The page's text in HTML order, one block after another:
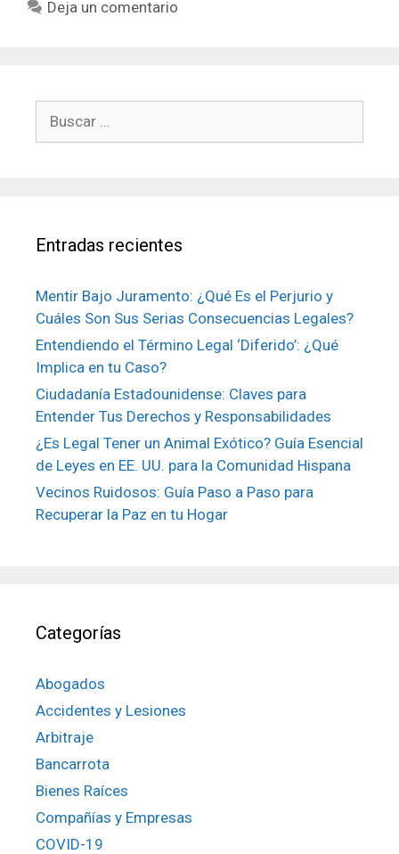
Deja un comentario
Entradas recientes
Mentir Bajo Juramento: ¿Qué Es el Perjurio y
Cuáles Son Sus Serias Consecuencias Legales?
Entendiendo el Término Legal ‘Diferido’: ¿Qué
Implica en tu Caso?
Ciudadanía Estadounidense: Claves para
Entender Tus Derechos y Responsabilidades
¿Es Legal Tener un Animal Exótico? Guía Esencial
de Leyes en EE. UU. para la Comunidad Hispana
Vecinos Ruidosos: Guía Paso a Paso para
Recuperar la Paz en tu Hogar
Categorías
Abogados
Accidentes y Lesiones
Arbitraje
Bancarrota
Bienes Raíces
Compañías y Empresas
COVID-19